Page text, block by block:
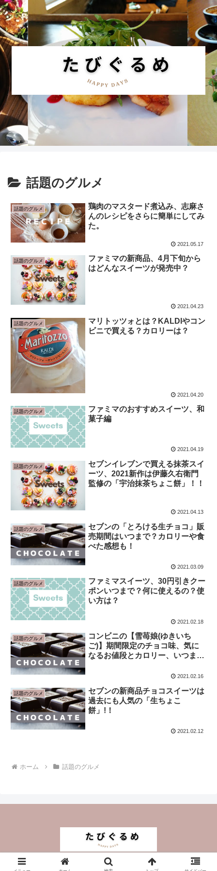
話題のグルメ
話題のグルメ
鶏肉のマスタード煮込み、志麻さ
んのレシピをさらに簡単にしてみ
た。
2021.05.17
話題のグルメ
ファミマの新商品、4月下旬から
はどんなスイーツが発売中？
2021.04.23
話題のグルメ
マリトッツォとは？KALDIやコン
ビニで買える？カロリーは？
2021.04.20
話題のグルメ
ファミマのおすすめスイーツ、和
菓子編
2021.04.19
話題のグルメ
セブンイレブンで買える抹茶スイ
ーツ、2021新作は伊藤久右衛門
監修の「宇治抹茶ちょこ餅」！！
2021.04.13
話題のグルメ
セブンの「とろける生チョコ」販
売期間はいつまで？カロリーや食
べた感想も！
2021.03.09
話題のグルメ
ファミマスイーツ、30円引きクー
ポンいつまで？何に使えるの？使
い方は？
2021.02.18
話題のグルメ
コンビニの【雪苺娘(ゆきいち
ご)】期間限定のチョコ味、気に
なるお値段とカロリー、いつまで
2021.02.16
話題のグルメ
セブンの新商品チョコスイーツは
過去にも人気の「生ちょこ
餅」!！
2021.02.12
ホーム 話題のグルメ
© 2021 たびぐるめ.